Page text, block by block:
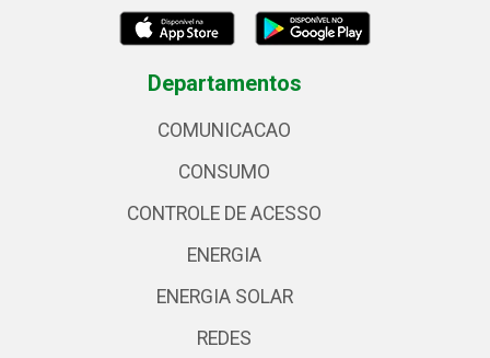
Departamentos
COMUNICACAO
CONSUMO
CONTROLE DE ACESSO
ENERGIA
ENERGIA SOLAR
REDES